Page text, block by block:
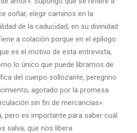
soñar, elegir caminos en la
de la caducidad, en su divinidad
a colación porque en el epílogo
es el motivo de esta entrevista,
lo único que puede librarnos de
del cuerpo sollozante, peregrino
agotado por la promesa
sin fin de mercancías».
pero es importante para saber cuál
salva, que nos libera.